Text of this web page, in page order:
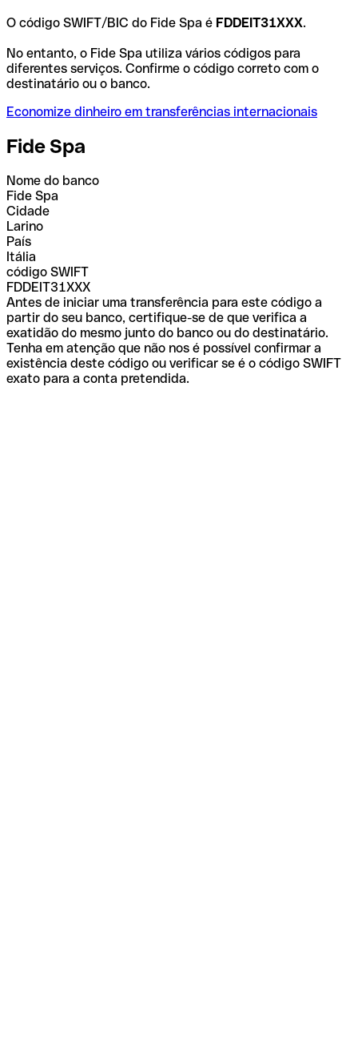
O código SWIFT/BIC do Fide Spa é FDDEIT31XXX.
No entanto, o Fide Spa utiliza vários códigos para
diferentes serviços. Confirme o código correto com o
destinatário ou o banco.
Economize dinheiro em transferências internacionais
Fide Spa
Nome do banco
Fide Spa
Cidade
Larino
País
Itália
código SWIFT
FDDEIT31XXX
Antes de iniciar uma transferência para este código a
partir do seu banco, certifique-se de que verifica a
exatidão do mesmo junto do banco ou do destinatário.
Tenha em atenção que não nos é possível confirmar a
existência deste código ou verificar se é o código SWIFT
exato para a conta pretendida.